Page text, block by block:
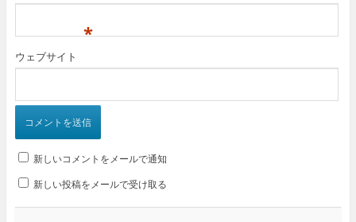
*
ウェブサイト
新しいコメントをメールで通知
新しい投稿をメールで受け取る